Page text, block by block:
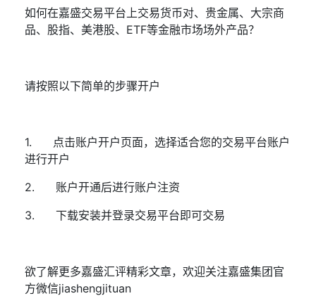
如何在嘉盛交易平台上交易货币对、贵金属、大宗商
品、股指、美港股、 ETF等金融市场场外产品？
请按照以下简单的步骤开户
1. 点击账户开户页面，选择适合您的交易平台账户
进行开户
2. 账户开通后进行账户注资
3. 下载安装并登录交易平台即可交易
欲了解更多嘉盛汇评精彩文章，欢迎关注嘉盛集团官
方微信jiashengjituan